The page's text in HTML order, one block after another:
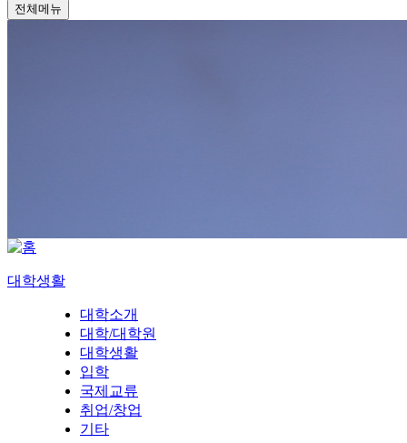
전체메뉴
대학생활
대학소개
대학/대학원
대학생활
입학
국제교류
취업/창업
기타